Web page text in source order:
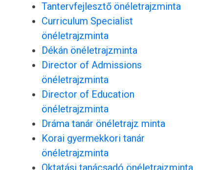
Tantervfejlesztő önéletrajzminta
Curriculum Specialist
önéletrajzminta
Dékán önéletrajzminta
Director of Admissions
önéletrajzminta
Director of Education
önéletrajzminta
Dráma tanár önéletrajz minta
Korai gyermekkori tanár
önéletrajzminta
Oktatási tanácsadó önéletrajzminta